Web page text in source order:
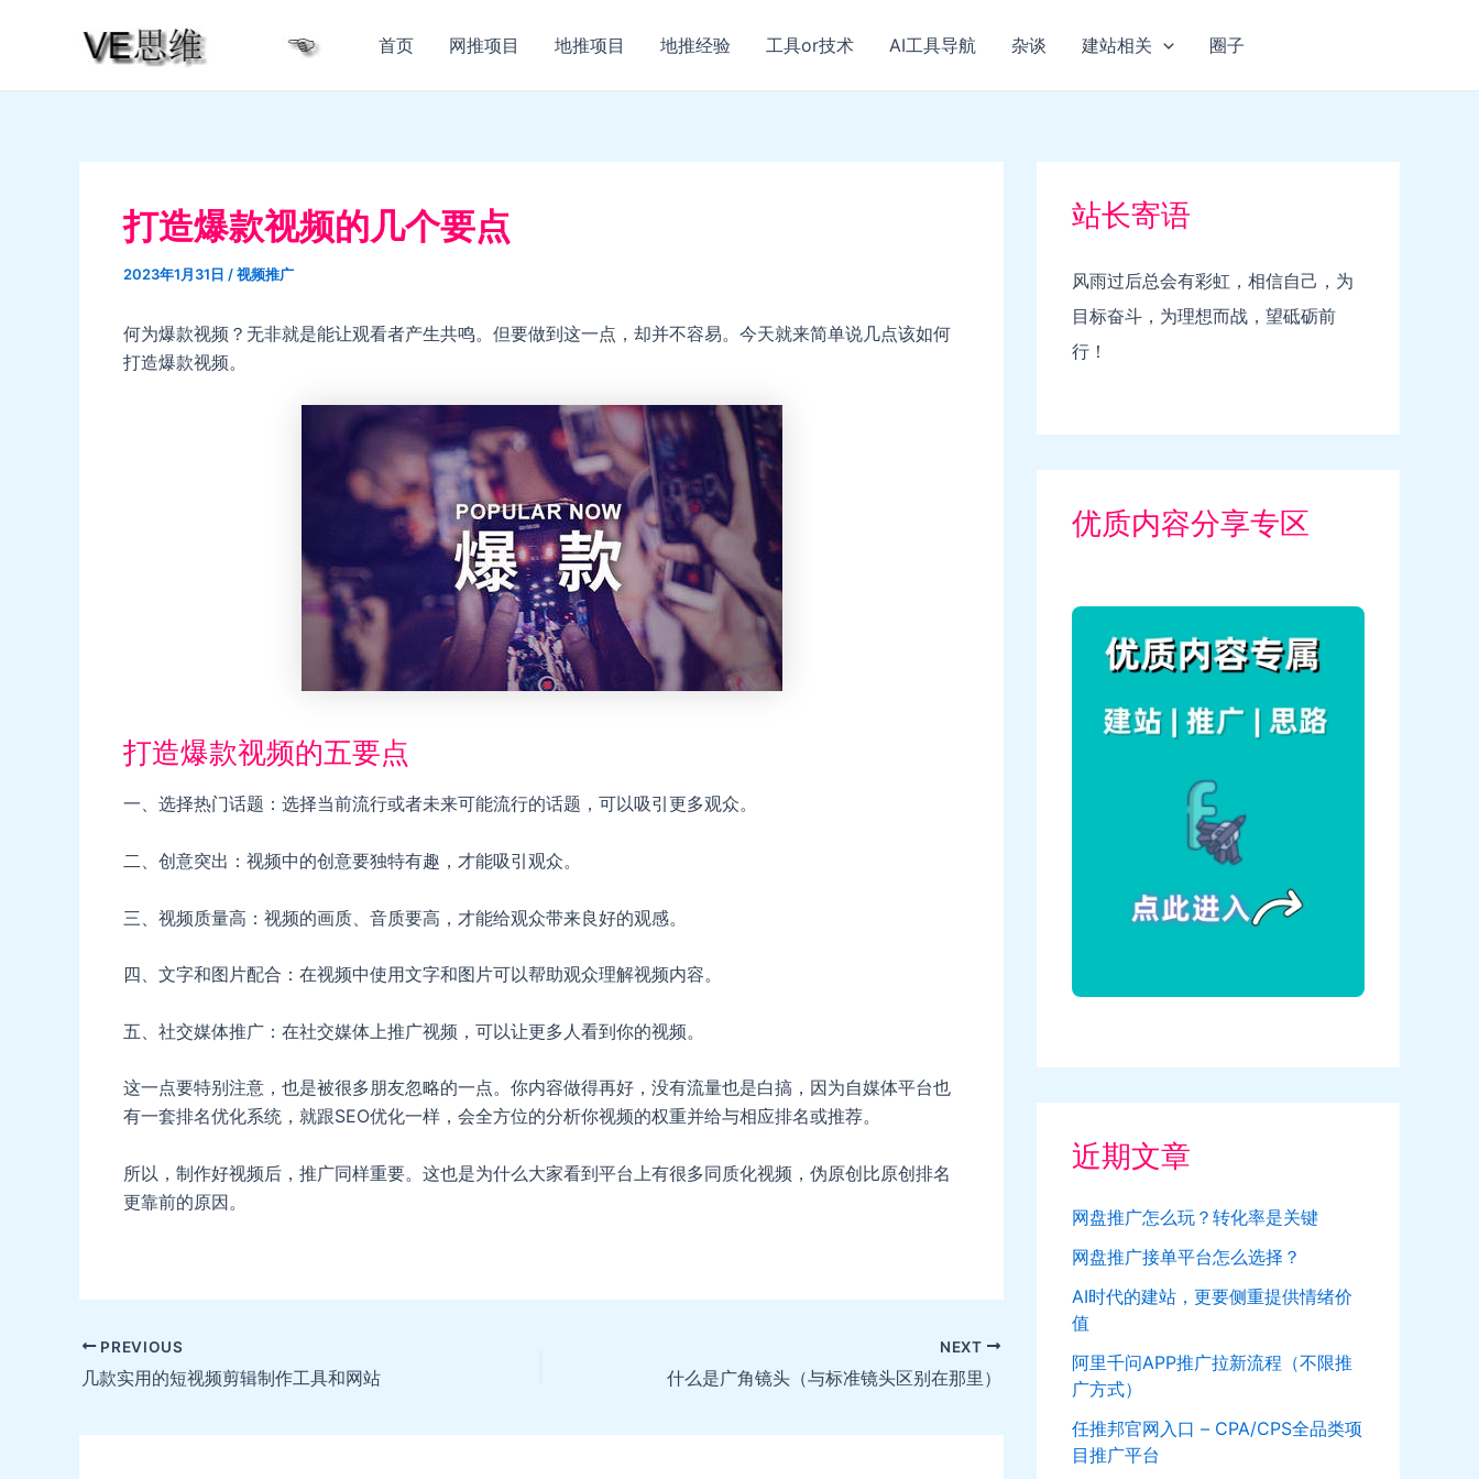
首页 网推项目 地推项目 地推经验 工具or技术 AI工具导航 杂谈 建站相关 圈子
打造爆款视频的几个要点
2023年1月31日 /视频推广
何为爆款视频？无非就是能让观看者产生共鸣。但要做到这一点，却并不容易。今天就来简单说几点该如何
打造爆款视频。
打造爆款视频的五要点
一、选择热门话题：选择当前流行或者未来可能流行的话题，可以吸引更多观众。
二、创意突出：视频中的创意要独特有趣，才能吸引观众。
三、视频质量高：视频的画质、音质要高，才能给观众带来良好的观感。
四、文字和图片配合：在视频中使用文字和图片可以帮助观众理解视频内容。
五、社交媒体推广：在社交媒体上推广视频，可以让更多人看到你的视频。
这一点要特别注意，也是被很多朋友忽略的一点。你内容做得再好，没有流量也是白搞，因为自媒体平台也
有一套排名优化系统，就跟SEO优化一样，会全方位的分析你视频的权重并给与相应排名或推荐。
所以，制作好视频后，推广同样重要。这也是为什么大家看到平台上有很多同质化视频，伪原创比原创排名
更靠前的原因。
Post
navigation
PREVIOUS
几款实用的短视频剪辑制作工具和网站
NEXT
什么是广角镜头（与标准镜头区别在那里）
站长寄语
风雨过后总会有彩虹，相信自己，为
目标奋斗，为理想而战，望砥砺前
行！
优质内容分享专区
近期文章
网盘推广怎么玩？转化率是关键
网盘推广接单平台怎么选择？
AI时代的建站，更要侧重提供情绪价
值
阿里千问APP推广拉新流程（不限推
广方式）
任推邦官网入口 – CPA/CPS全品类项
目推广平台